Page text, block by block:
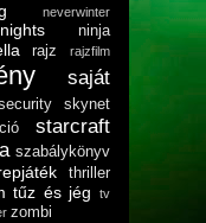
neverwinter
ninja
rajz
rajzfilm
saját
skynet
starcraft
szabálykönyv
thriller
tűz és jég tv
zombi